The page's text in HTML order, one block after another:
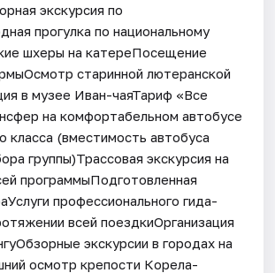
экскурсия по
прогулка по национальному
шхеры на катереПосещение
старинной лютеранской
в музее Иван-чаяТариф «Все
на комфортабельном автобусе
класса (вместимость автобуса
группы)Трассовая экскурсия на
программыПодготовленная
профессионального гида-
всей поездкиОрганизация
экскурсии в городах на
осмотр крепости Корела-